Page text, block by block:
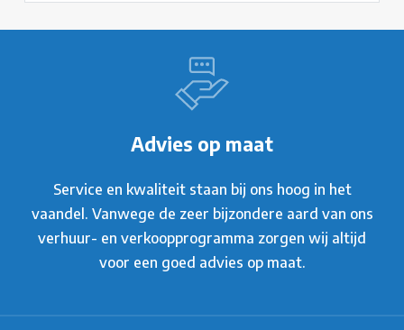
Advies op maat
Service en kwaliteit staan bij ons hoog in het
vaandel. Vanwege de zeer bijzondere aard van ons
verhuur- en verkoopprogramma zorgen wij altijd
voor een goed advies op maat.